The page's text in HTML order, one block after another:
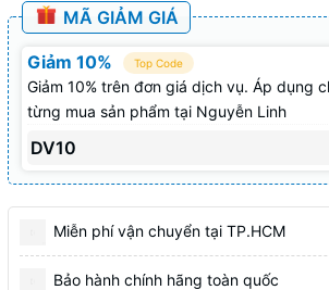
MÃ GIẢM GIÁ
Giảm 10% Top Code
Giảm 10% trên đơn giá dịch vụ. Áp dụng
từng mua sản phẩm tại Nguyễn Linh
DV10
Miễn phí vận chuyển tại TP.HCM
Bảo hành chính hãng toàn quốc